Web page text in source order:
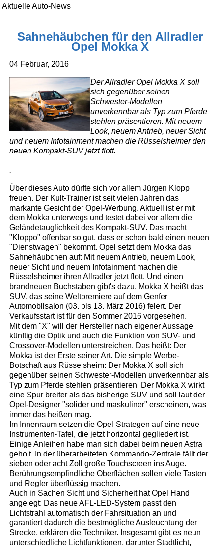
Aktuelle Auto-News
Sahnehäubchen für den Allradler
Opel Mokka X
04 Februar, 2016
Der Allradler Opel Mokka X soll
sich gegenüber seinen
Schwester-Modellen
unverkennbar als Typ zum Pferde
stehlen präsentieren. Mit neuem
Look, neuem Antrieb, neuer Sicht
und neuem Infotainment machen die Rüsselsheimer den
neuen Kompakt-SUV jetzt flott.
.
Über dieses Auto dürfte sich vor allem Jürgen Klopp
freuen. Der Kult-Trainer ist seit vielen Jahren das
markante Gesicht der Opel-Werbung. Aktuell ist er mit
dem Mokka unterwegs und testet dabei vor allem die
Geländetauglichkeit des Kompakt-SUV. Das macht
"Kloppo" offenbar so gut, dass er schon bald einen neuen
"Dienstwagen" bekommt. Opel setzt dem Mokka das
Sahnehäubchen auf: Mit neuem Antrieb, neuem Look,
neuer Sicht und neuem Infotainment machen die
Rüsselsheimer ihren Allradler jetzt flott. Und einen
brandneuen Buchstaben gibt's dazu. Mokka X heißt das
SUV, das seine Weltpremiere auf dem Genfer
Automobilsalon (03. bis 13. März 2016) feiert. Der
Verkaufsstart ist für den Sommer 2016 vorgesehen.
Mit dem "X" will der Hersteller nach eigener Aussage
künftig die Optik und auch die Funktion von SUV- und
Crossover-Modellen unterstreichen. Das heißt: Der
Mokka ist der Erste seiner Art. Die simple Werbe-
Botschaft aus Rüsselsheim: Der Mokka X soll sich
gegenüber seinen Schwester-Modellen unverkennbar als
Typ zum Pferde stehlen präsentieren. Der Mokka X wirkt
eine Spur breiter als das bisherige SUV und soll laut der
Opel-Designer "solider und maskuliner" erscheinen, was
immer das heißen mag.
Im Innenraum setzen die Opel-Strategen auf eine neue
Instrumenten-Tafel, die jetzt horizontal gegliedert ist.
Einige Anleihen habe man sich dabei beim neuen Astra
geholt. In der überarbeiteten Kommando-Zentrale fällt der
sieben oder acht Zoll große Touchscreen ins Auge.
Berührungsempfindliche Oberflächen sollen viele Tasten
und Regler überflüssig machen.
Auch in Sachen Sicht und Sicherheit hat Opel Hand
angelegt: Das neue AFL-LED-System passt den
Lichtstrahl automatisch der Fahrsituation an und
garantiert dadurch die bestmögliche Ausleuchtung der
Strecke, erklären die Techniker. Insgesamt gibt es neun
unterschiedliche Lichtfunktionen, darunter Stadtlicht,